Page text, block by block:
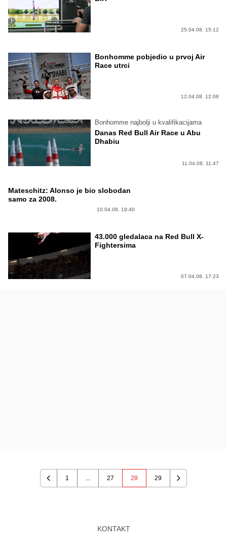
25.04.08. 15:12
Bonhomme pobjedio u prvoj Air
Race utrci
12.04.08. 12:08
Bonhomme najbolji u kvalifikacijama
Danas Red Bull Air Race u Abu
Dhabiu
11.04.08. 11:47
Mateschitz: Alonso je bio slobodan
samo za 2008.
10.04.08. 19:40
43.000 gledalaca na Red Bull X-
Fightersima
07.04.08. 17:23
Previous
1 ... 27 28 29
Next
KONTAKT